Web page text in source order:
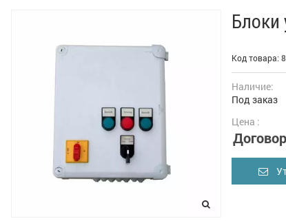
Блоки
Код товара:
Наличие:
Под заказ
Цена :